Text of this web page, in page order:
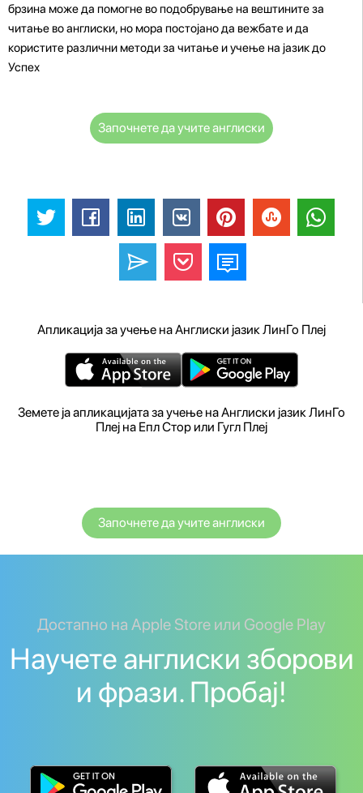
брзина може да помогне во подобрување на вештините за
читање во англиски, но мора постојано да вежбате и да
користите различни методи за читање и учење на јазик до
Успех
Започнете да учите англиски
Апликација за учење на Англиски јазик ЛинГо Плеј
Земете ја апликацијата за учење на Англиски јазик ЛинГо
Плеј на Епл Стор или Гугл Плеј
Започнете да учите англиски
Достапно на Apple Store или Google Play
Научете англиски зборови
и фрази. Пробај!